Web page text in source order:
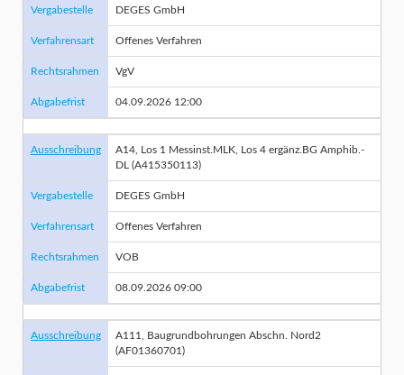
Vergabestelle DEGES GmbH
Verfahrensart Offenes Verfahren
Rechtsrahmen VgV
Abgabefrist 04.09.2026 12:00
Ausschreibung
A14, Los 1 Messinst.MLK, Los 4 ergänz.BG Amphib.-
DL (A415350113)
Vergabestelle DEGES GmbH
Verfahrensart Offenes Verfahren
Rechtsrahmen VOB
Abgabefrist 08.09.2026 09:00
Ausschreibung
A111, Baugrundbohrungen Abschn. Nord2
(AF01360701)